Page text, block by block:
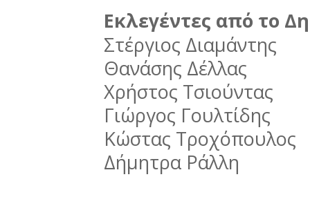
Εκλεγέντες από το
Στέργιος Διαμάντης
Θανάσης Δέλλας
Χρήστος Τσιούντας
Γιώργος Γουλτίδης
Κώστας Τροχόπουλος
Δήμητρα Ράλλη